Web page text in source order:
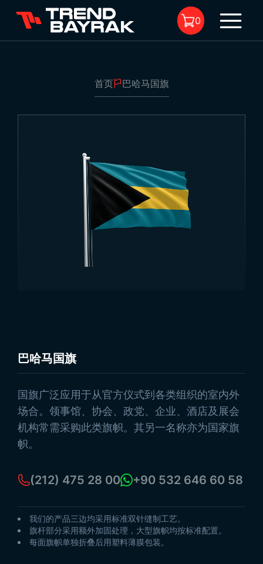
面料类型与印刷工艺:
0
首页 巴哈马国旗
巴哈马国旗
国旗广泛应用于从官方仪式到各类组织的室内外
场合。领事馆、协会、政党、企业、酒店及展会
机构常需采购此类旗帜。其另一名称亦为国家旗
帜。
(212) 475 28 00 +90 532 646 60 58
我们的产品三边均采用标准双针缝制工艺。
旗杆部分采用额外加固处理，大型旗帜均按标准配置。
每面旗帜单独折叠后用塑料薄膜包装。